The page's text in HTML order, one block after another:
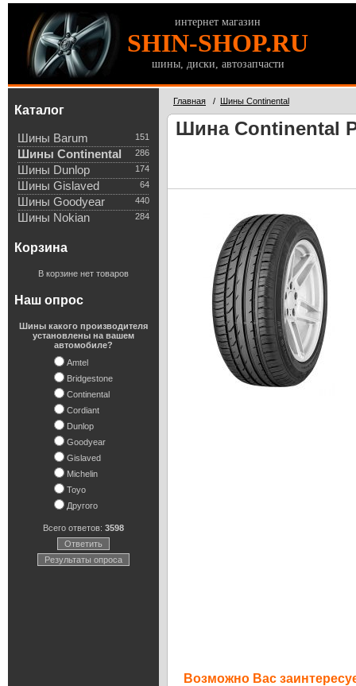
интернет магазин
SHIN-SHOP.RU
шины, диски, автозапчасти
Каталог
151
Шины Barum
286
Шины Continental
174
Шины Dunlop
64
Шины Gislaved
440
Шины Goodyear
284
Шины Nokian
Корзина
В корзине нет товаров
Наш опрос
Шины какого производителя
установлены на вашем
автомобиле?
Amtel
Bridgestone
Continental
Cordiant
Dunlop
Goodyear
Gislaved
Michelin
Toyo
Другого
Всего ответов: 3598
Ответить
Результаты опроса
Главная / Шины Continental
Шина Continental
Возможно Вас